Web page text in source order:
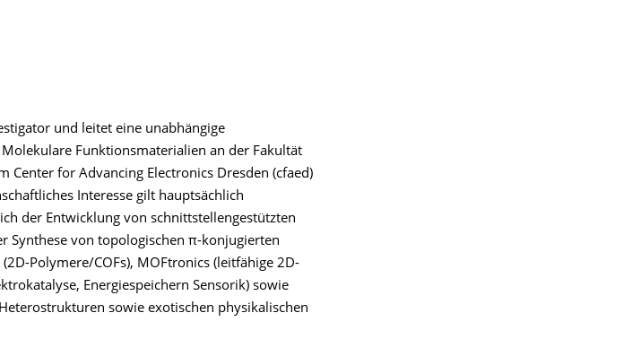
und leitet eine unabhängige
Funktionsmaterialien an der Fakultät
Center for Advancing Electronics Dresden (cfaed)
Interesse gilt hauptsächlich
der Entwicklung von schnittstellengestützten
Synthese von topologischen π-konjugierten
Polymere/COFs), MOFtronics (leitfähige 2D-
Energiespeichern Sensorik) sowie
sowie exotischen physikalischen